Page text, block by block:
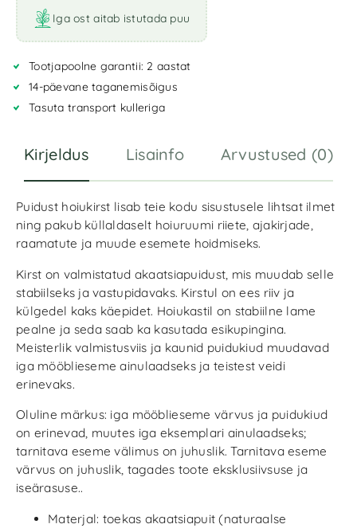
Iga ost aitab istutada puu
Tootjapoolne garantii: 2 aastat
14-päevane taganemisõigus
Tasuta transport kulleriga
Kirjeldus Lisainfo Arvustused (0)
Puidust hoiukirst lisab teie kodu sisustusele lihtsat ilmet
ning pakub küllaldaselt hoiuruumi riiete, ajakirjade,
raamatute ja muude esemete hoidmiseks.
Kirst on valmistatud akaatsiapuidust, mis muudab selle
stabiilseks ja vastupidavaks. Kirstul on ees riiv ja
külgedel kaks käepidet. Hoiukastil on stabiilne lame
pealne ja seda saab ka kasutada esikupingina.
Meisterlik valmistusviis ja kaunid puidukiud muudavad
iga mööblieseme ainulaadseks ja teistest veidi
erinevaks.
Oluline märkus: iga mööblieseme värvus ja puidukiud
on erinevad, muutes iga eksemplari ainulaadseks;
tarnitava eseme välimus on juhuslik. Tarnitava eseme
värvus on juhuslik, tagades toote eksklusiivsuse ja
iseärasuse..
Materjal: toekas akaatsiapuit (naturaalse